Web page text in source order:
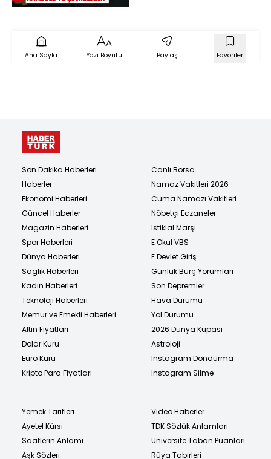
Ana Sayfa Yazı Boyutu Paylaş Favoriler
Son Dakika Haberleri
Haberler
Ekonomi Haberleri
Güncel Haberler
Magazin Haberleri
Spor Haberleri
Dünya Haberleri
Sağlık Haberleri
Kadın Haberleri
Teknoloji Haberleri
Memur ve Emekli Haberleri
Altın Fiyatları
Dolar Kuru
Euro Kuru
Kripto Para Fiyatları
Canlı Borsa
Namaz Vakitleri 2026
Cuma Namazı Vakitleri
Nöbetçi Eczaneler
İstiklal Marşı
E Okul VBS
E Devlet Giriş
Günlük Burç Yorumları
Son Depremler
Hava Durumu
Yol Durumu
2026 Dünya Kupası
Astroloji
Instagram Dondurma
Instagram Silme
Yemek Tarifleri
Ayetel Kürsi
Saatlerin Anlamı
Aşk Sözleri
Video Haberler
TDK Sözlük Anlamları
Üniversite Taban Puanları
Rüya Tabirleri